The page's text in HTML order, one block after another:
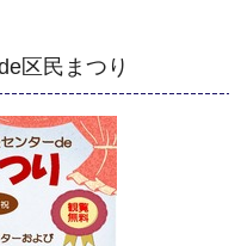
区民まつり